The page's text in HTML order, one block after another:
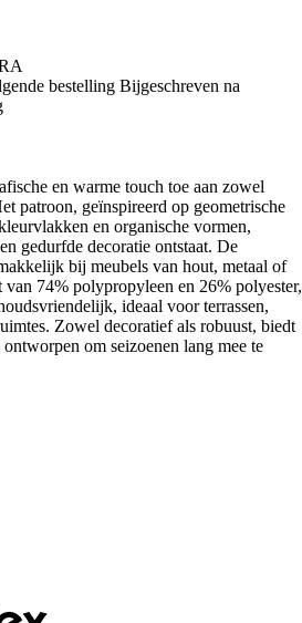
bestelling Bijgeschreven na
en warme touch toe aan zowel
patroon, geïnspireerd op geometrische
en organische vormen,
gedurfde decoratie ontstaat. De
bij meubels van hout, metaal of
van 74% polypropyleen en 26% polyester,
ideaal voor terrassen,
Zowel decoratief als robuust, biedt
om seizoenen lang mee te